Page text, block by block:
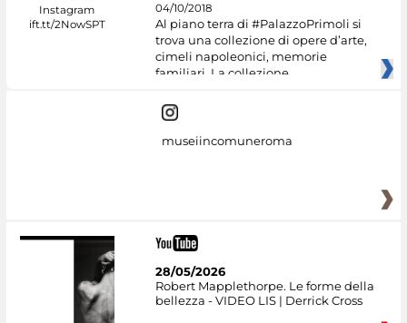
04/10/2018
Al piano terra di #PalazzoPrimoli si
trova una collezione di opere d’arte,
cimeli napoleonici, memorie
familiari. La collezione
museiincomuneroma
28/05/2026
Robert Mapplethorpe. Le forme della
bellezza - VIDEO LIS | Derrick Cross